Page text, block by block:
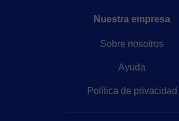
Nuestra empresa
Sobre nosotros
Ayuda
Política de privacidad